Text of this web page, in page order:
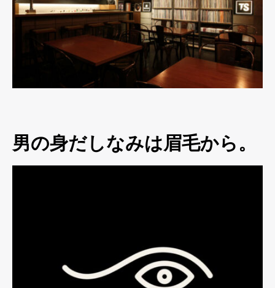
男の身だしなみは眉毛から。